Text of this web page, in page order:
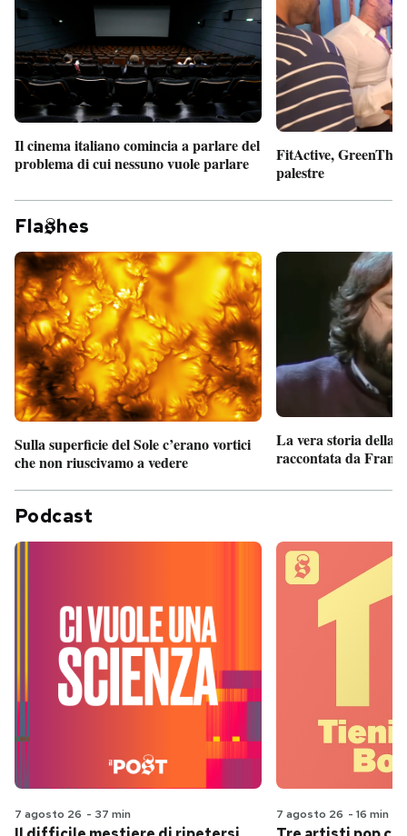
Il cinema italiano comincia a parlare del
problema di cui nessuno vuole parlare
FitActive,
palestre
Fla hes
Sulla superficie del Sole c’erano vortici
che non riuscivamo a vedere
La vera storia della
raccontata da
Podcast
7 agosto 26 - 37 min 7 agosto 26 - 16 min